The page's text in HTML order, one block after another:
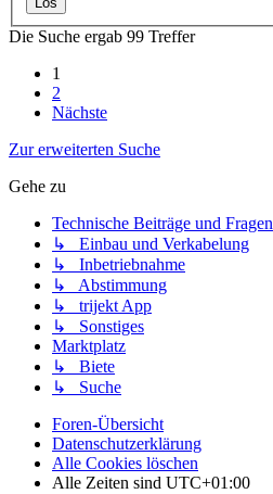
Die Suche ergab 99 Treffer
1
2
Nächste
Zur erweiterten Suche
Gehe zu
Technische Beiträge und Fragen
↳ Einbau und Verkabelung
↳ Inbetriebnahme
↳ Abstimmung
↳ trijekt App
↳ Sonstiges
Marktplatz
↳ Biete
↳ Suche
Foren-Übersicht
Datenschutzerklärung
Alle Cookies löschen
Alle Zeiten sind UTC+01:00